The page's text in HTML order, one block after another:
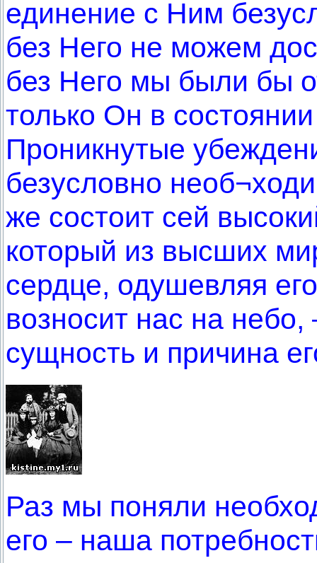
единение с Ним
без Него не можем
без Него мы были бы
только Он в
Проникнутые
безусловно
же состоит сей
который из высших
сердце, одушевляя
возносит нас на небо,
сущность и причина
Раз мы поняли
его – наша